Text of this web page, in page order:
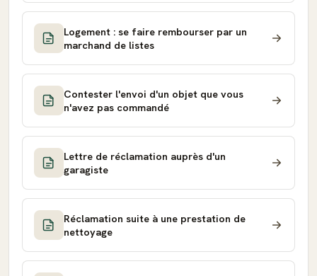
Logement : se faire rembourser par un
marchand de listes
Contester l'envoi d'un objet que vous
n'avez pas commandé
Lettre de réclamation auprès d'un
garagiste
Réclamation suite à une prestation de
nettoyage